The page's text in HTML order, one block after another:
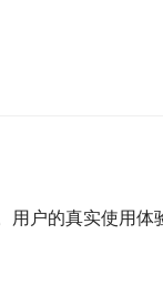
用户的真实使用体